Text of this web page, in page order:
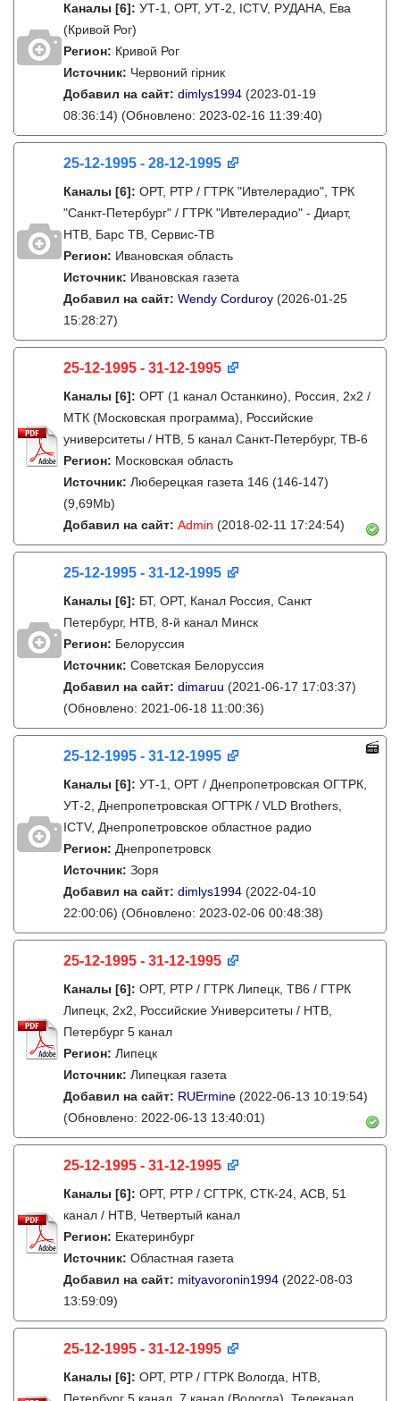
Каналы [6]: УТ-1, ОРТ, УТ-2, ICTV, РУДАНА, Ева
(Кривой Рог)
Регион: Кривой Рог
Источник: Червоний гірник
Добавил на сайт: dimlys1994 (2023-01-19
08:36:14) (Обновлено: 2023-02-16 11:39:40)
25-12-1995 - 28-12-1995
Каналы [6]: ОРТ, РТР / ГТРК "Ивтелерадио", ТРК
"Санкт-Петербург" / ГТРК "Ивтелерадио" - Диарт,
НТВ, Барс ТВ, Сервис-ТВ
Регион: Ивановская область
Источник: Ивановская газета
Добавил на сайт: Wendy Corduroy (2026-01-25
15:28:27)
25-12-1995 - 31-12-1995
Каналы [6]: ОРТ (1 канал Останкино), Россия, 2x2 /
МТК (Московская программа), Российские
университеты / НТВ, 5 канал Санкт-Петербург, ТВ-6
Регион: Московская область
Источник: Люберецкая газета 146 (146-147)
(9,69Mb)
Добавил на сайт: Admin (2018-02-11 17:24:54)
25-12-1995 - 31-12-1995
Каналы [6]: БТ, ОРТ, Канал Россия, Санкт
Петербург, НТВ, 8-й канал Минск
Регион: Белоруссия
Источник: Советская Белоруссия
Добавил на сайт: dimaruu (2021-06-17 17:03:37)
(Обновлено: 2021-06-18 11:00:36)
25-12-1995 - 31-12-1995
Каналы [6]: УТ-1, ОРТ / Днепропетровская ОГТРК,
УТ-2, Днепропетровская ОГТРК / VLD Brothers,
ICTV, Днепропетровское областное радио
Регион: Днепропетровск
Источник: Зоря
Добавил на сайт: dimlys1994 (2022-04-10
22:00:06) (Обновлено: 2023-02-06 00:48:38)
25-12-1995 - 31-12-1995
Каналы [6]: ОРТ, РТР / ГТРК Липецк, ТВ6 / ГТРК
Липецк, 2х2, Российские Университеты / НТВ,
Петербург 5 канал
Регион: Липецк
Источник: Липецкая газета
Добавил на сайт: RUErmine (2022-06-13 10:19:54)
(Обновлено: 2022-06-13 13:40:01)
25-12-1995 - 31-12-1995
Каналы [6]: ОРТ, РТР / СГТРК, СТК-24, АСВ, 51
канал / НТВ, Четвертый канал
Регион: Екатеринбург
Источник: Областная газета
Добавил на сайт: mityavoronin1994 (2022-08-03
13:59:09)
25-12-1995 - 31-12-1995
Каналы [6]: ОРТ, РТР / ГТРК Вологда, НТВ,